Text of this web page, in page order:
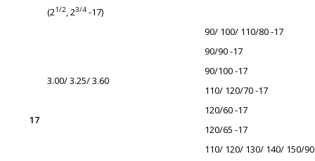
17
(21/2 , 23/4 -17)
3.00/ 3.25/ 3.60
90/ 100/ 110/80 -17
90/90 -17
90/100 -17
110/ 120/70 -17
120/60 -17
120/65 -17
110/ 120/ 130/ 140/ 150/